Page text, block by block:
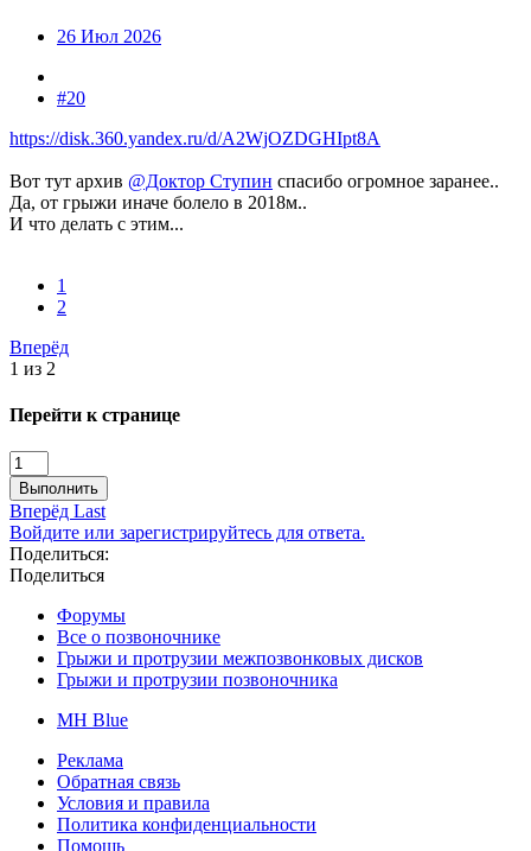
26 Июл 2026
#20
https://disk.360.yandex.ru/d/A2WjOZDGHIpt8A
Вот тут архив @Доктор Ступин спасибо огромное заранее..
Да, от грыжи иначе болело в 2018м..
И что делать с этим...
1
2
Вперёд
1 из 2
Перейти к странице
Выполнить
Вперёд Last
Войдите или зарегистрируйтесь для ответа.
Поделиться:
Поделиться
Форумы
Все о позвоночнике
Грыжи и протрузии межпозвонковых дисков
Грыжи и протрузии позвоночника
MH Blue
Реклама
Обратная связь
Условия и правила
Политика конфиденциальности
Помощь